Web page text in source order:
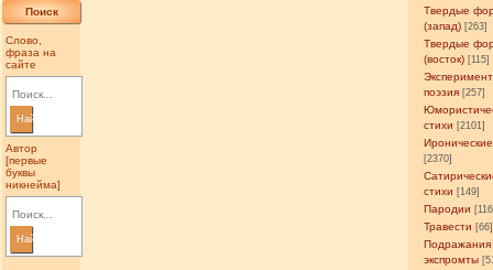
Поиск
Слово,
фраза на
сайте
Найти
Автор
[первые
буквы
никнейма]
Найти
Твердые
(запад) [263]
Твердые
(восток) [115]
поэзия [257]
стихи [2101]
[2370]
стихи [149]
Пародии
Травести [66]
Подражания
экспромты